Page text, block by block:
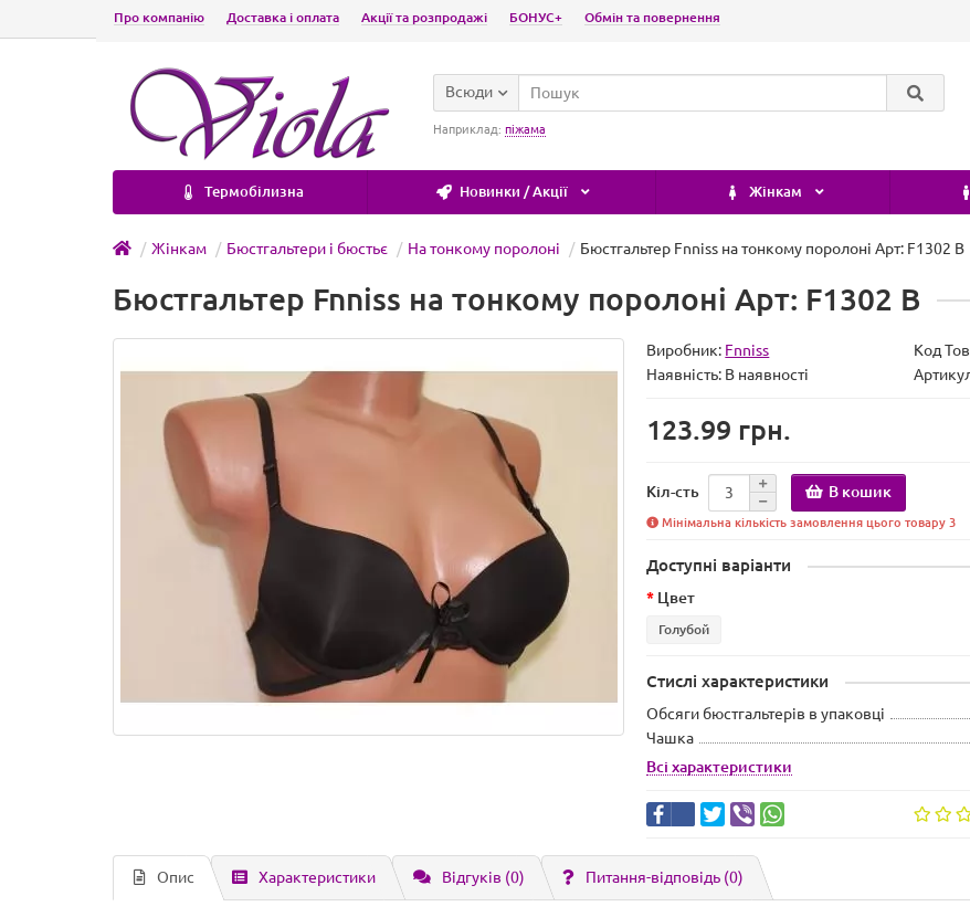
Про компанію Доставка і оплата Акції та розпродажі БОНУС+ Обмін та повернення
Всюди
Наприклад: піжама
Термобілизна Новинки / Акції Жінкам
Жінкам Бюстгальтери і бюстьє На тонкому поролоні Бюстгальтер Fnniss на тонкому поролоні Арт: F1302 B
Бюстгальтер Fnniss на тонкому поролоні Арт: F1302 B
Виробник: Fnniss Код
Наявність: В наявності
123.99 грн.
Кіл-сть В кошик
Мінімальна кількість замовлення цього товару 3
Доступні варіанти
Цвет
Голубой
Стислі характеристики
Обсяги бюстгальтерів в упаковці
Чашка
Всі характеристики
Опис Характеристики Відгуків (0) Питання-відповідь (0)